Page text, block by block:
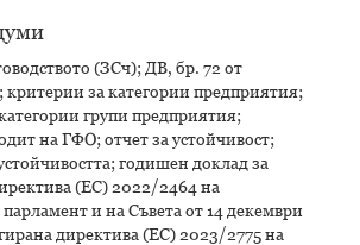
(ЗСч); ДВ, бр. 72 от
критерии за категории предприятия;
групи предприятия;
на ГФО; отчет за устойчивост;
годишен доклад за
(ЕС) 2022/2464 на
и на Съвета от 14 декември
директива (ЕС) 2023/2775 на